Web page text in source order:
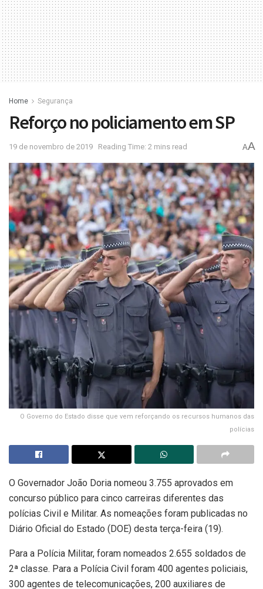
Home Segurança
Reforço no policiamento em SP
19 de novembro de 2019 Reading Time: 2 mins read AA
O Governo do Estado disse que vem reforçando os recursos humanos das
polícias
O Governador João Doria nomeou 3.755 aprovados em
concurso público para cinco carreiras diferentes das
polícias Civil e Militar. As nomeações foram publicadas no
Diário Oficial do Estado (DOE) desta terça-feira (19).
Para a Polícia Militar, foram nomeados 2.655 soldados de
2ª classe. Para a Polícia Civil foram 400 agentes policiais,
300 agentes de telecomunicações, 200 auxiliares de